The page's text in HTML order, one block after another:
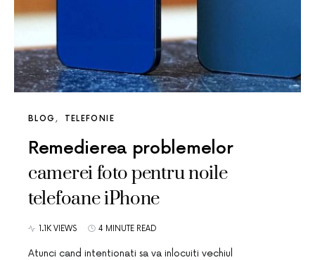
BLOG TELEFONIE
Remedierea problemelor
camerei foto pentru noile
telefoane iPhone
1.1K VIEWS 4 MINUTE READ
Atunci cand intentionati sa va inlocuiti vechiul